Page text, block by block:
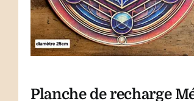
Planche de recharge